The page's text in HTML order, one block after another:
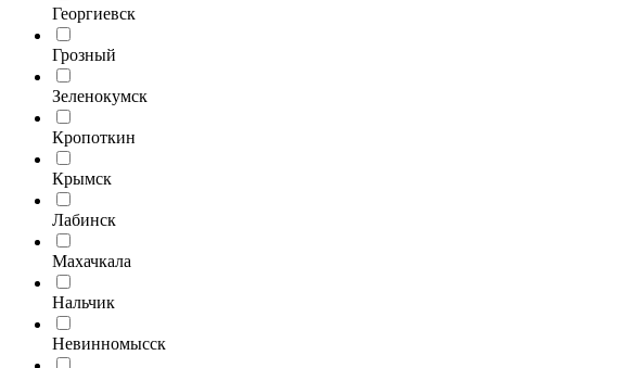
Георгиевск
Грозный
Зеленокумск
Кропоткин
Крымск
Лабинск
Махачкала
Нальчик
Невинномысск